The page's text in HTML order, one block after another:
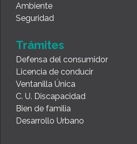
Ambiente
Seguridad
Trámites
Defensa del consumidor
Licencia de conducir
Ventanilla Única
C. U. Discapacidad
Bien de familia
Desarrollo Urbano